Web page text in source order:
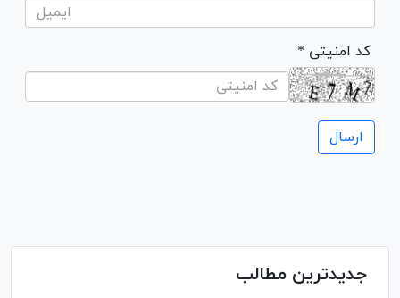
* کد امنیتی
جدیدترین مطالب